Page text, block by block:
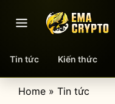
Mở menu
Tin tức Kiến thức
Skip
Home » Tin tức